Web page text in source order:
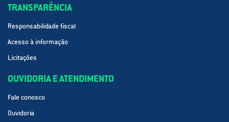
TRANSPARÊNCIA
Responsabilidade fiscal
Acesso à informação
Licitações
OUVIDORIA E ATENDIMENTO
Fale conosco
Ouvidoria